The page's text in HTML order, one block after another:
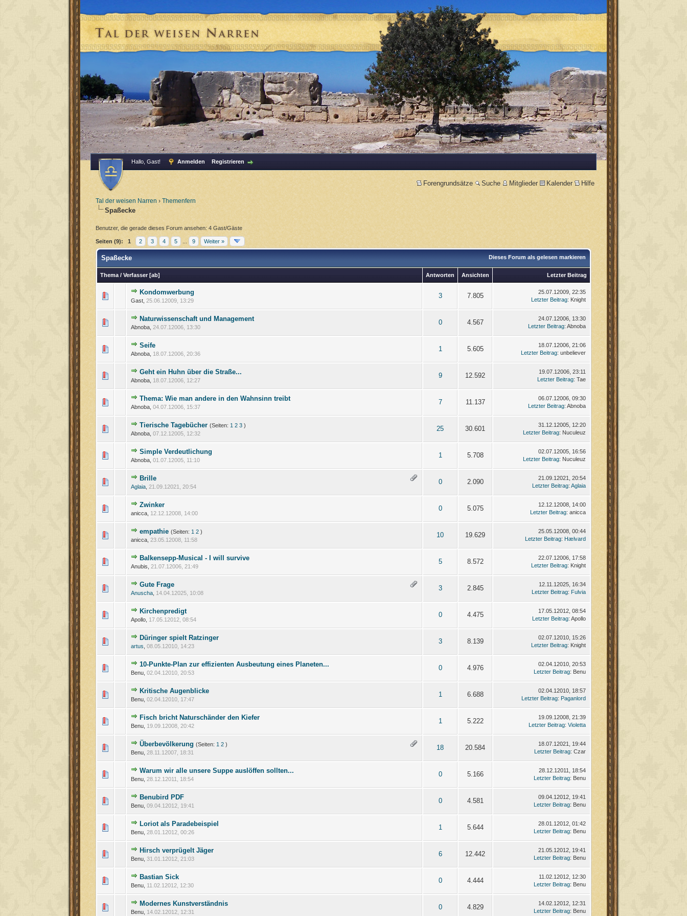
Hallo, Gast! Anmelden Registrieren
Forengrundsätze Suche Mitglieder Kalender Hilfe
Tal der weisen Narren › Themenfern
Spaßecke
Benutzer, die gerade dieses Forum ansehen: 4 Gast/Gäste
Seiten (9): 1 2 3 4 5 9 Weiter »
Dieses Forum als gelesen markieren
Spaßecke
Thema / Verfasser [ab] Antworten Ansichten Letzter Beitrag
Kondomwerbung
Gast, 25.06.12009, 13:29
3 7.805
25.07.12009, 22:35
Letzter Beitrag: Knight
Naturwissenschaft und Management
Abnoba, 24.07.12006, 13:30
0 4.567
24.07.12006, 13:30
Letzter Beitrag: Abnoba
Seife
Abnoba, 18.07.12006, 20:36
1 5.605
18.07.12006, 21:06
Letzter Beitrag: unbeliever
Geht ein Huhn über die Straße...
Abnoba, 18.07.12006, 12:27
9 12.592
19.07.12006, 23:11
Letzter Beitrag: Tae
Thema: Wie man andere in den Wahnsinn treibt
Abnoba, 04.07.12006, 15:37
7 11.137
06.07.12006, 09:30
Letzter Beitrag: Abnoba
Tierische Tagebücher (Seiten: 1 2 3 )
Abnoba, 07.12.12005, 12:32
25 30.601
31.12.12005, 12:20
Letzter Beitrag: Nuculeuz
Simple Verdeutlichung
Abnoba, 01.07.12005, 11:10
1 5.708
02.07.12005, 16:56
Letzter Beitrag: Nuculeuz
Brille
Aglaia 21.09.12021, 20:54
0 2.090
21.09.12021, 20:54
Letzter Beitrag: Aglaia
Zwinker
anicca, 12.12.12008, 14:00
0 5.075
12.12.12008, 14:00
Letzter Beitrag: anicca
empathie (Seiten: 1 2 )
anicca, 23.05.12008, 11:58
10 19.629
25.05.12008, 00:44
Letzter Beitrag: Hælvard
Balkensepp-Musical - I will survive
Anubis, 21.07.12006, 21:49
5 8.572
22.07.12006, 17:58
Letzter Beitrag: Knight
Gute Frage
Anuscha 14.04.12025, 10:08
3 2.845
12.11.12025, 16:34
Letzter Beitrag: Fulvia
Kirchenpredigt
Apollo, 17.05.12012, 08:54
0 4.475
17.05.12012, 08:54
Letzter Beitrag: Apollo
Düringer spielt Ratzinger
artus 08.05.12010, 14:23
3 8.139
02.07.12010, 15:26
Letzter Beitrag: Knight
10-Punkte-Plan zur effizienten Ausbeutung eines Planeten...
Benu, 02.04.12010, 20:53
0 4.976
02.04.12010, 20:53
Letzter Beitrag: Benu
Kritische Augenblicke
Benu, 02.04.12010, 17:47
1 6.688
02.04.12010, 18:57
Letzter Beitrag: Paganlord
Fisch bricht Naturschänder den Kiefer
Benu, 19.09.12008, 20:42
1 5.222
19.09.12008, 21:39
Letzter Beitrag: Violetta
Überbevölkerung (Seiten: 1 2 )
Benu, 28.11.12007, 18:31
18 20.584
18.07.12021, 19:44
Letzter Beitrag: Czar
Warum wir alle unsere Suppe auslöffen sollten...
Benu, 28.12.12011, 18:54
0 5.166
28.12.12011, 18:54
Letzter Beitrag: Benu
Benubird PDF
Benu, 09.04.12012, 19:41
0 4.581
09.04.12012, 19:41
Letzter Beitrag: Benu
Loriot als Paradebeispiel
Benu, 28.01.12012, 00:26
1 5.644
28.01.12012, 01:42
Letzter Beitrag: Benu
Hirsch verprügelt Jäger
Benu, 31.01.12012, 21:03
6 12.442
21.05.12012, 19:41
Letzter Beitrag: Benu
Bastian Sick
Benu, 11.02.12012, 12:30
0 4.444
11.02.12012, 12:30
Letzter Beitrag: Benu
Modernes Kunstverständnis
Benu, 14.02.12012, 12:31
0 4.829
14.02.12012, 12:31
Letzter Beitrag: Benu